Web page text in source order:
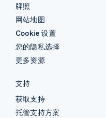
牌照
网站地图
Cookie 设置
您的隐私选择
更多资源
支持
获取支持
托管支持方案